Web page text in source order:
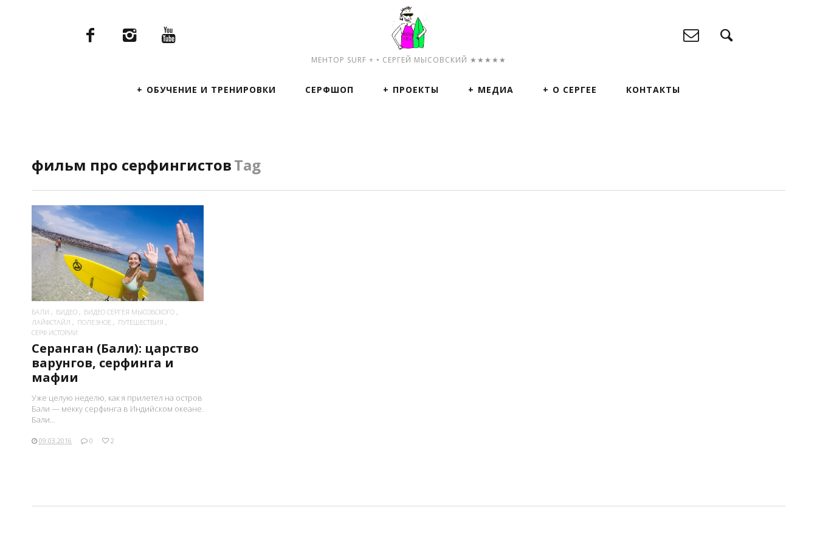
МЕНТОР SURF + • СЕРГЕЙ МЫСОВСКИЙ ★★★★★
ОБУЧЕНИЕ И ТРЕНИРОВКИ СЕРФШОП ПРОЕКТЫ МЕДИА О СЕРГЕЕ КОНТАКТЫ
фильм про серфингистовTag
ПОСМОТРЕТЬ
БАЛИ ВИДЕО
ВИДЕО СЕРГЕЯ МЫСОВСКОГО
ЛАЙФСТАЙЛ
ПОЛЕЗНОЕ
ПУТЕШЕСТВИЯ
СЕРФ ИСТОРИИ
Серанган (Бали): царство
варунгов, серфинга и
мафии
Уже целую неделю, как я прилетел на остров
Бали — мекку серфинга в Индийском океане.
Бали...
09.03.2016 0 2